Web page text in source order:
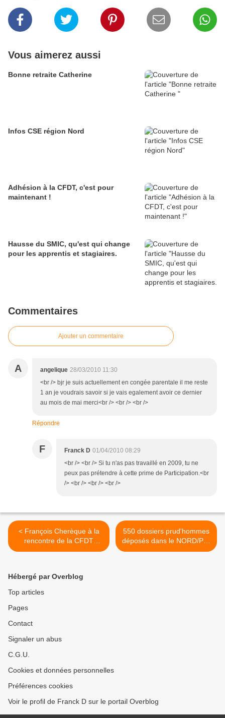
Vous aimerez aussi
Bonne retraite Catherine
Infos CSE région Nord
Adhésion à la CFDT, c'est pour
maintenant !
Hausse du SMIC, qu'est qui change
pour les apprentis et stagiaires.
Commentaires
Ajouter un commentaire
A angelique 28/03/2010 11:30
<br /> bjr je suis actuellement en congée parentale il me reste
1 an je voudrais savoir si je vais egalement avoir ce dernier
au mois de mai merci<br /> <br /> <br />
Répondre
F Franck D 01/04/2010 08:29
<br /> <br /> Si tu n'as pas travaillé en 2009, tu ne
peux pas prétendre à cette prime de Participation.<br
/> <br /> <br /> <br />
< François Cherèque à la
rencontre de la CFDT
Carrefour Market
550 dossiers prud'hommes
déposés dans le NORD/Pas
de Calais >
Hébergé par Overblog
Top articles
Pages
Contact
Signaler un abus
C.G.U.
Cookies et données personnelles
Préférences cookies
Voir le profil de Franck D sur le portail Overblog